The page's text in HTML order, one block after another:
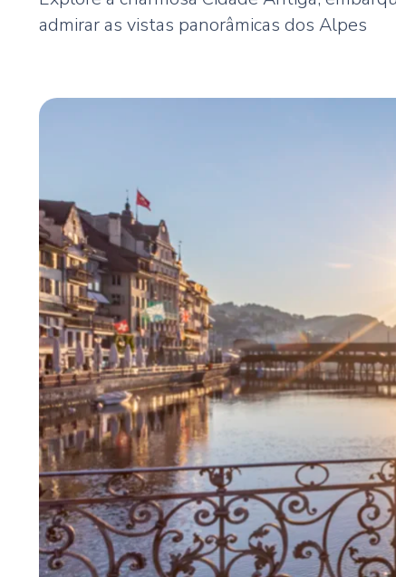
admirar as vistas panorâmicas dos Alpes